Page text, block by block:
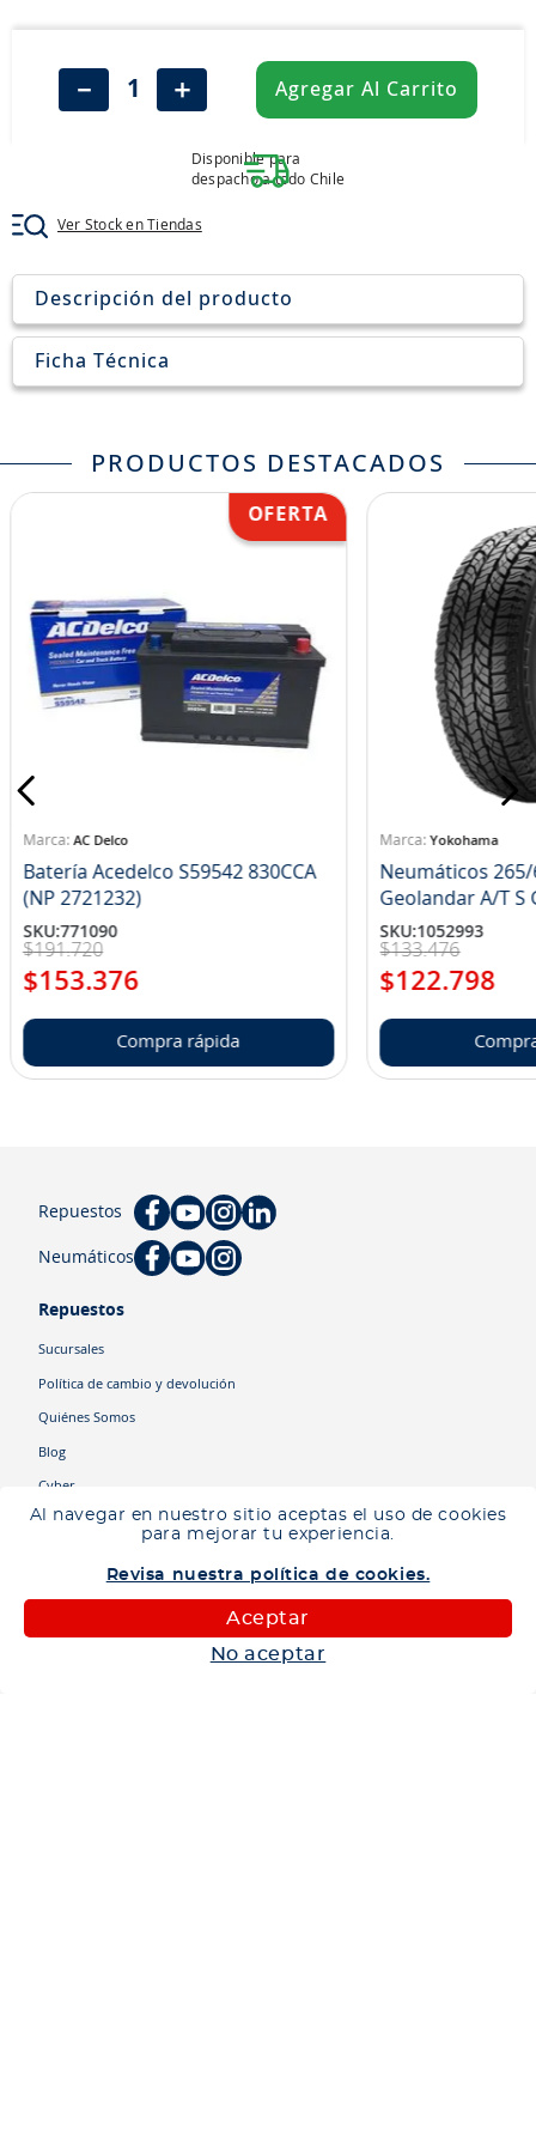
Al navegar en nuestro sitio aceptas el uso de cookies
para mejorar tu experiencia.
Revisa nuestra política de cookies.
Aceptar
No aceptar
＋
－ Agregar Al Carrito
Disponible para
despacho a todo Chile
Ver Stock en Tiendas
Descripción del producto
Ficha Técnica
PRODUCTOS DESTACADOS
AC Delco
Batería Acedelco S59542 830CCA
(NP 2721232)
SKU:771090
$191.720
$153.376
Compra rápida
Yokohama
Neumáticos 265/
SKU:1052993
$133.476
$122.798
Repuestos
Neumáticos
Repuestos
Sucursales
Política de cambio y devolución
Quiénes Somos
Blog
Cyber
neumáticos 235